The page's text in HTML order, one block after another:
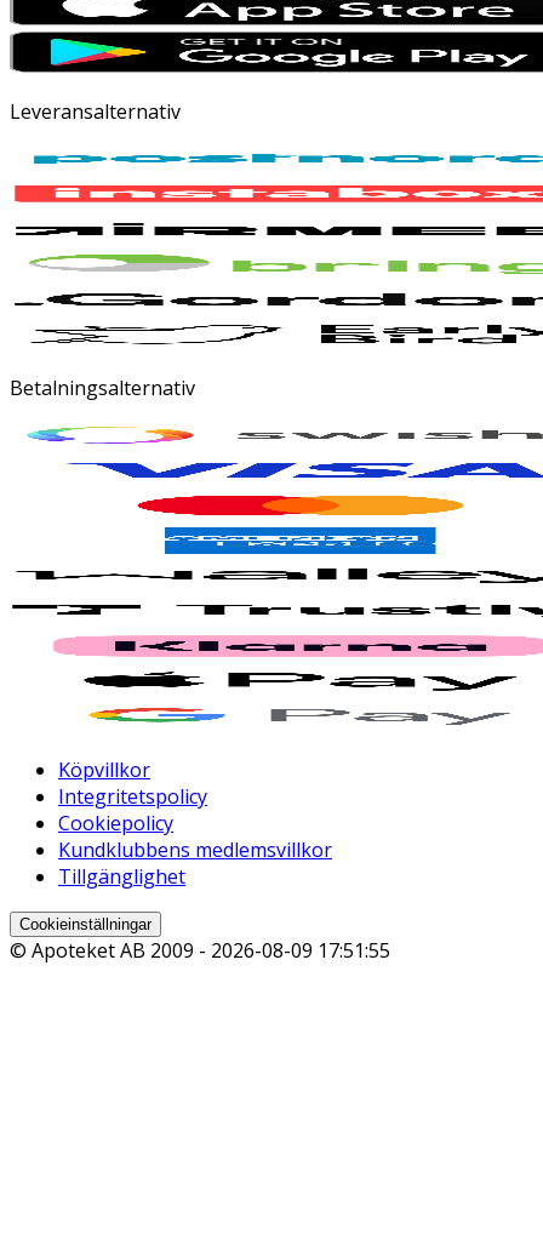
Leveransalternativ
Betalningsalternativ
Köpvillkor
Integritetspolicy
Cookiepolicy
Kundklubbens medlemsvillkor
Tillgänglighet
Cookieinställningar
© Apoteket AB 2009 - 2026-08-09 17:51:55